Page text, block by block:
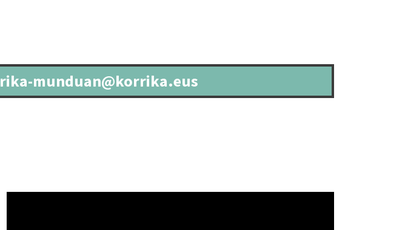
munduan@korrika.eus